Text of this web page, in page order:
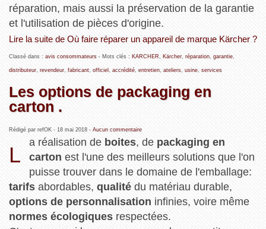
réparation, mais aussi la préservation de la garantie
et l'utilisation de pièces d'origine.
Lire la suite de Où faire réparer un appareil de marque Kärcher ?
Classé dans : avis consommateurs- Mots clés : KARCHER Kärcher, réparation, garantie,
distributeur, revendeur, fabricant, officiel accrédité, entretien, ateliers, usine, services
Les options de packaging en
carton .
Rédigé par refOK - 18 mai 2018- Aucun commentaire
L
a réalisation de boites, de packaging en
carton est l'une des meilleurs solutions que l'on
puisse trouver dans le domaine de l'emballage:
tarifsabordables, qualitédu matériau durable,
options de personnalisation infinies, voire même
normes écologiquesrespectées.